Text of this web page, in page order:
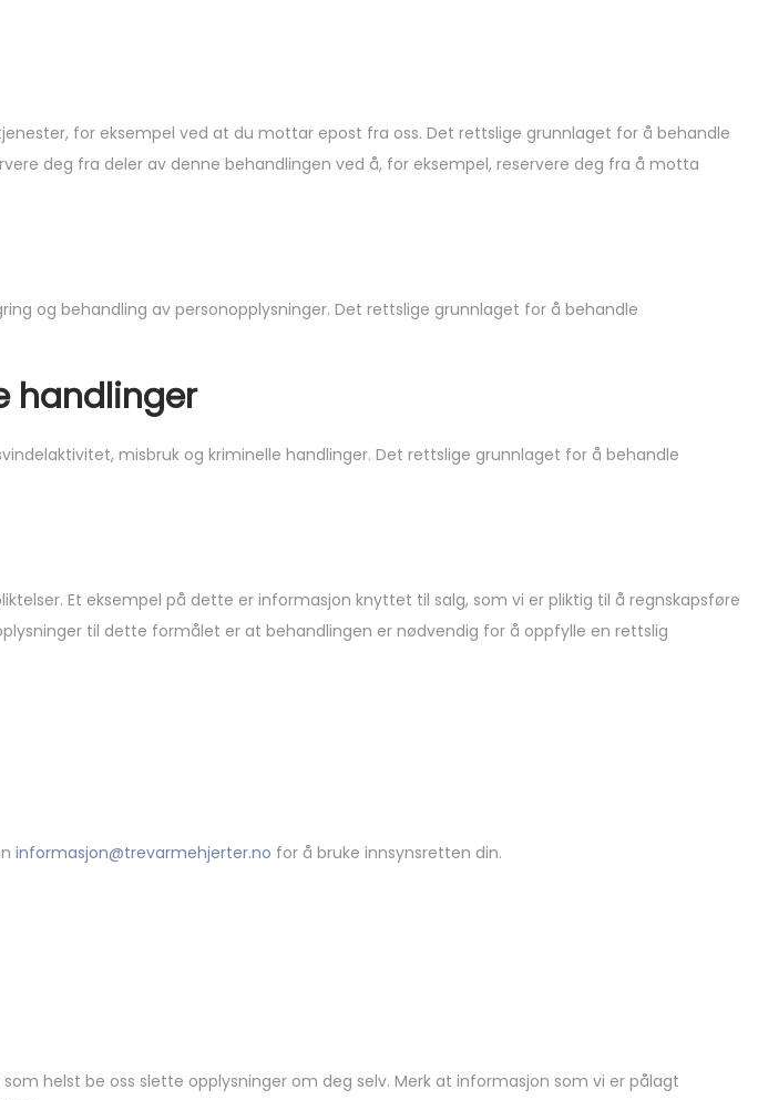
for eksempel ved at du mottar epost fra oss. Det rettslige grunnlaget for å behandle
deg fra deler av denne behandlingen ved å, for eksempel, reservere deg fra å motta
og behandling av personopplysninger. Det rettslige grunnlaget for å behandle
handlinger
misbruk og kriminelle handlinger. Det rettslige grunnlaget for å behandle
Et eksempel på dette er informasjon knyttet til salg, som vi er pliktig til å regnskapsføre
til dette formålet er at behandlingen er nødvendig for å oppfylle en rettslig
informasjon@trevarmehjerter.no for å bruke innsynsretten din.
helst be oss slette opplysninger om deg selv. Merk at informasjon som vi er pålagt